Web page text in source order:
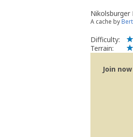
Nikolsburger
A cache by
Difficulty:
Terrain:
Join